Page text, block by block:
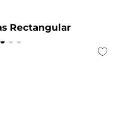
Rectangular